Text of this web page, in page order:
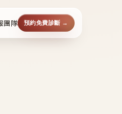
團隊 預約免費診斷 →